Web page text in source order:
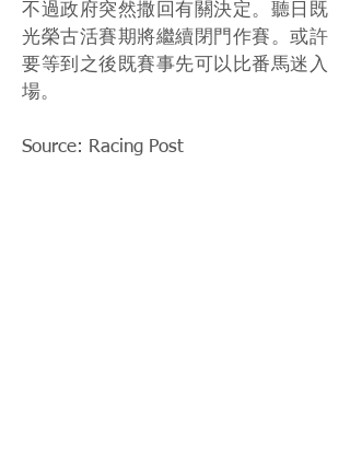
不過政府突然撒回有關決定。聽日既
光榮古活賽期將繼續閉門作賽。或許
要等到之後既賽事先可以比番馬迷入
場。
Source: Racing Post